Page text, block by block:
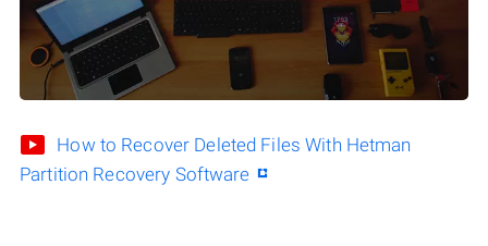
How to Recover Deleted Files With Hetman
Partition Recovery Software